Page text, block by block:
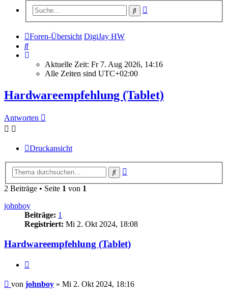
Suche
Foren-Übersicht DigiJay HW
Suche
Aktuelle Zeit: Fr 7. Aug 2026, 14:16
Alle Zeiten sind UTC+02:00
Hardwareempfehlung (Tablet)
Antworten
Druckansicht
Suche
2 Beiträge • Seite 1 von 1
johnboy
Beiträge: 1
Registriert: Mi 2. Okt 2024, 18:08
Hardwareempfehlung (Tablet)
Beitrag
von johnboy » Mi 2. Okt 2024, 18:16